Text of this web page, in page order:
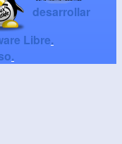
desarrollar
Libre.
.